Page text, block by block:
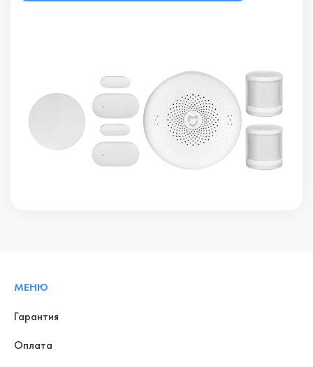
МЕНЮ
Гарантия
Оплата